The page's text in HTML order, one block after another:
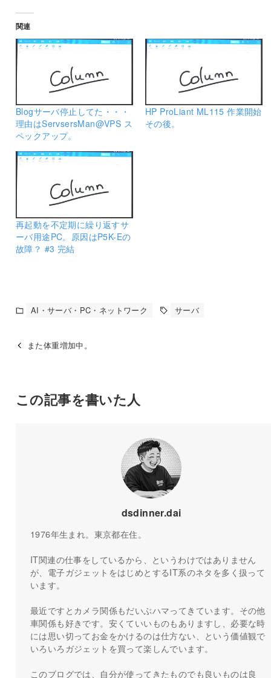
関連
Blogサーバ停止してた・・・
理由はServsersMan@VPS ス
ペックアップ。
HP ProLiant ML115 作業開始
その後。
再起動を不定期に繰り返すサ
ーバ用途PC。原因はP5K-Eの
故障？ #3 完結
AI・サーバ・PC・ネットワーク サーバ
また体重増加中。
この記事を書いた人
dsdinner.dai
1976年生まれ。東京都在住。
IT関連の仕事をしているから、というわけではありません
が、電子ガジェットをはじめとするIT系のネタを多く扱って
います。
最近ですとカメラ関係もだいぶハマってきています。その他
車関係も好きです。安くていいものもありますし、必要な時
には思い切ってお金をかけるのは仕方ない、という価値観で
いろいろガジェットを買って楽しんでいます。
このブログでは、自分が使ってきたものでも良いものは良